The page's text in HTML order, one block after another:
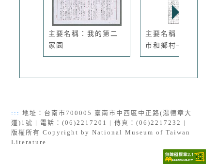
主要名稱：我的第二
家園
主要名稱：書齋、城
市和鄉村—...
::: 地址：台南市700005 臺南市中西區中正路(湯德章大
道)1號 | 電話：(06)2217201 | 傳真：(06)2217232 |
版權所有 Copyright by National Museum of Taiwan
Literature